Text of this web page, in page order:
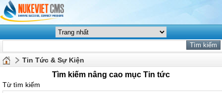
Tin Tức & Sự Kiện
Tìm kiếm nâng cao mục Tin tức
Từ tìm kiếm